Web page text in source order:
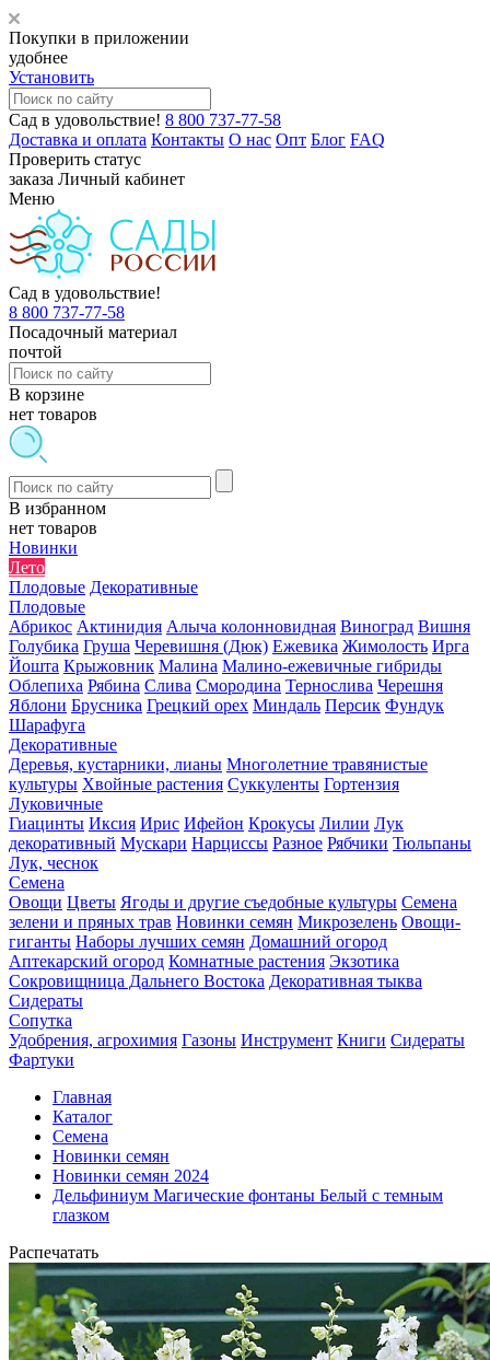
Покупки в приложении
удобнее
Установить
Сад в удовольствие! 8 800 737-77-58
Доставка и оплата Контакты О нас Опт Блог FAQ
Проверить статус
заказа Личный кабинет
Меню
Сад в удовольствие!
8 800 737-77-58
Посадочный материал
почтой
В корзине
нет товаров
В избранном
нет товаров
Новинки
Лето
Плодовые Декоративные
Плодовые
Абрикос Актинидия Алыча колонновидная Виноград Вишня
Голубика Груша Черевишня (Дюк) Ежевика Жимолость Ирга
Йошта Крыжовник Малина Малино-ежевичные гибриды
Облепиха Рябина Слива Смородина Тернослива Черешня
Яблони Брусника Грецкий орех Миндаль Персик Фундук
Шарафуга
Декоративные
Деревья, кустарники, лианы Многолетние травянистые
культуры Хвойные растения Суккуленты Гортензия
Луковичные
Гиацинты Иксия Ирис Ифейон Крокусы Лилии Лук
декоративный Мускари Нарциссы Разное Рябчики Тюльпаны
Лук, чеснок
Семена
Овощи Цветы Ягоды и другие съедобные культуры Семена
зелени и пряных трав Новинки семян Микрозелень Овощи-
гиганты Наборы лучших семян Домашний огород
Аптекарский огород Комнатные растения Экзотика
Сокровищница Дальнего Востока Декоративная тыква
Сидераты
Сопутка
Удобрения, агрохимия Газоны Инструмент Книги Сидераты
Фартуки
Главная
Каталог
Семена
Новинки семян
Новинки семян 2024
Дельфиниум Магические фонтаны Белый с темным
глазком
Распечатать